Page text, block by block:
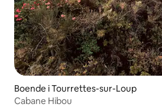
Boende i Tourrettes-sur-Loup
Cabane Hibou